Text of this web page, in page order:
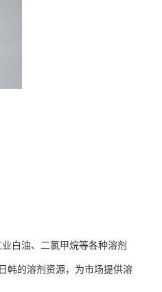
白油、二氯甲烷等各种溶剂
韩的溶剂资源，为市场提供溶